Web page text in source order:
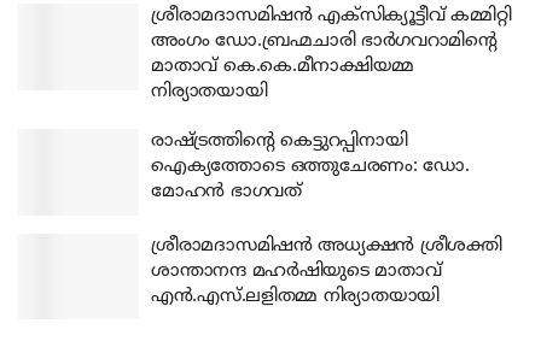
ശ്രീരാമദാസമിഷന്‍ എക്‌സിക്യൂട്ടീവ് കമ്മിറ്റി
അംഗം ഡോ.ബ്രഹ്മചാരി ഭാര്‍ഗവറാമിന്റെ
മാതാവ് കെ.കെ.മീനാക്ഷിയമ്മ
നിര്യാതയായി
രാഷ്ട്രത്തിന്റെ കെട്ടുറപ്പിനായി
ഐക്യത്തോടെ ഒത്തുചേരണം: ഡോ.
മോഹന്‍ ഭാഗവത്
ശ്രീരാമദാസമിഷന്‍ അധ്യക്ഷന്‍ ശ്രീശക്തി
ശാന്താനന്ദ മഹര്‍ഷിയുടെ മാതാവ്
എന്‍.എസ്.ലളിതമ്മ നിര്യാതയായി